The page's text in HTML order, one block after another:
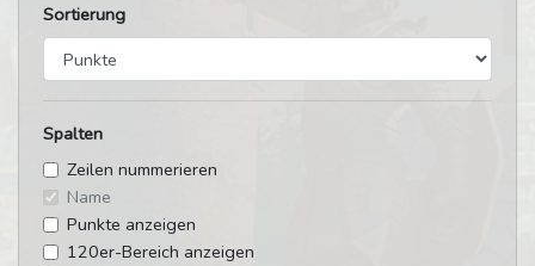
Sortierung
Spalten
Zeilen nummerieren
Name
Punkte anzeigen
120er-Bereich anzeigen